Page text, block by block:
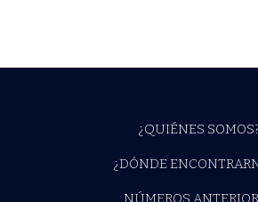
¿QUIÉNES
¿DÓNDE
NÚMEROS